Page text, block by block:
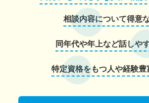
相談内容について得意
同年代や年上など話しや
特定資格をもつ人や経験豊